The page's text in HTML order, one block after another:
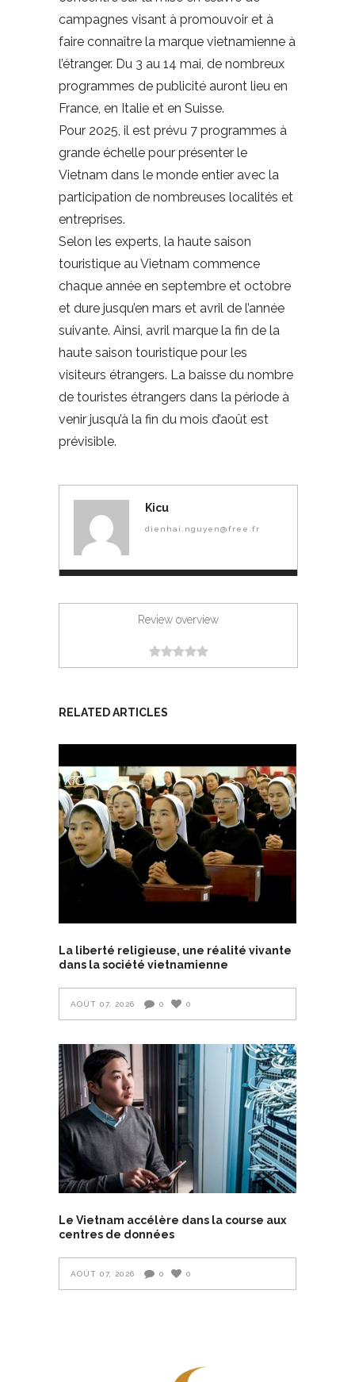
campagnes visant à promouvoir et à
faire connaître la marque vietnamienne à
l’étranger. Du 3 au 14 mai, de nombreux
programmes de publicité auront lieu en
France, en Italie et en Suisse.
Pour 2025, il est prévu 7 programmes à
grande échelle pour présenter le
Vietnam dans le monde entier avec la
participation de nombreuses localités et
entreprises.
Selon les experts, la haute saison
touristique au Vietnam commence
chaque année en septembre et octobre
et dure jusqu’en mars et avril de l’année
suivante. Ainsi, avril marque la fin de la
haute saison touristique pour les
visiteurs étrangers. La baisse du nombre
de touristes étrangers dans la période à
venir jusqu’à la fin du mois d’août est
prévisible.
Kicu
dienhai.nguyen@free.fr
Review overview
RELATED ARTICLES
La liberté religieuse, une réalité vivante
dans la société vietnamienne
AOÛT 07, 2026 0 0
Le Vietnam accélère dans la course aux
centres de données
AOÛT 07, 2026 0 0